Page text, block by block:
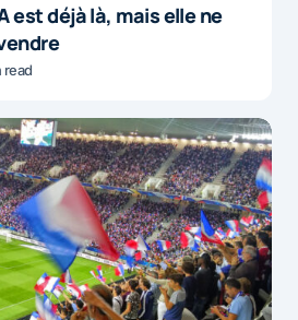
est déjà là, mais elle ne
read